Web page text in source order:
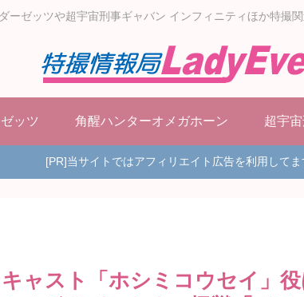
ーゼッツや超宇宙刑事ギャバン インフィニティほか特撮関
ッツ 角醒ハンターオメガホーン 超宇
[PR]当サイトではアフィリエイト広告を利用してま
ャスト「ホシミコウセイ」